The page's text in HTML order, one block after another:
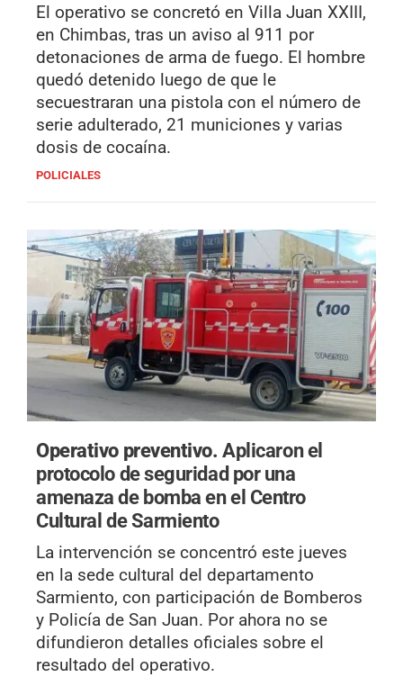
El operativo se concretó en Villa Juan XXIII,
en Chimbas, tras un aviso al 911 por
detonaciones de arma de fuego. El hombre
quedó detenido luego de que le
secuestraran una pistola con el número de
serie adulterado, 21 municiones y varias
dosis de cocaína.
POLICIALES
Operativo preventivo.Aplicaron el
protocolo de seguridad por una
amenaza de bomba en el Centro
Cultural de Sarmiento
La intervención se concentró este jueves
en la sede cultural del departamento
Sarmiento, con participación de Bomberos
y Policía de San Juan. Por ahora no se
difundieron detalles oficiales sobre el
resultado del operativo.